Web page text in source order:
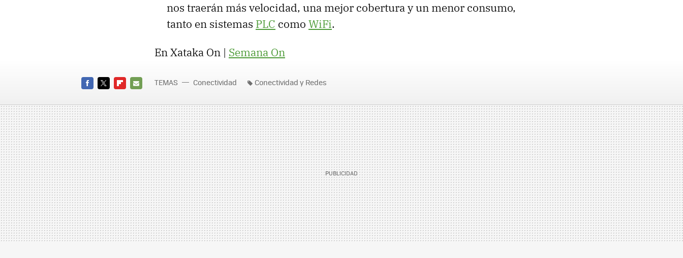
nos traerán más velocidad, una mejor cobertura y un menor consumo,
tanto en sistemas PLC como WiFi.
En Xataka On | Semana On
MAIL
TEMAS Conectividad Conectividad y Redes